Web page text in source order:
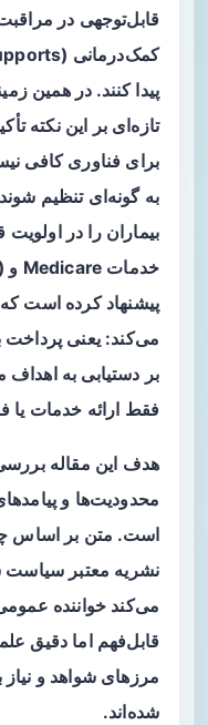
قابل‌توجهی در
پیدا کنند. در همین
تازه‌ای بر این نکته
برای فناوری کافی
به گونه‌ای تنظیم
بیماران را در اولویت
پیشنهاد کرده است که
می‌کند: یعنی پرداخت
بر دستیابی به
فقط ارائه خدمات یا
هدف این مقاله
محدودیت‌ها و
است. متن بر اساس
نشریه معتبر
می‌کند خواننده
قابل‌فهم اما دقیق
مرزهای شواهد و
شده‌اند.